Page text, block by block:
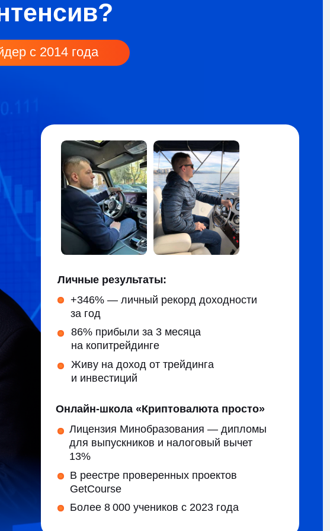
и инвестиций
86% прибыли за 3 месяца
на копитрейдинге
Личные результаты:
+346% — личный рекорд доходности
за год
В реестре проверенных проектов
Онлайн-школа «Криптовалюта просто»
Лицензия Минобразования — дипломы
для выпускников и налоговый вычет